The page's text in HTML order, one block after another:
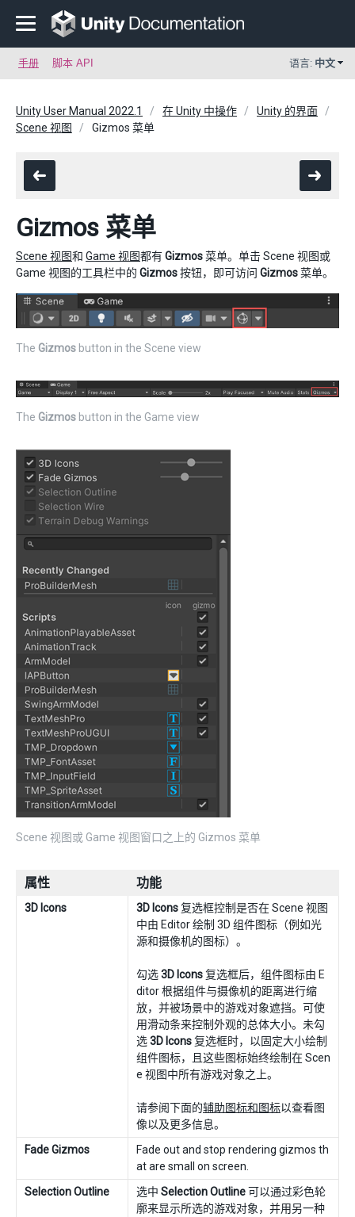
手册 脚本 API 语言: 中文
Unity User Manual 2022.1 在 Unity 中操作
Unity 的界面
Scene 视图
Gizmos 菜单
Gizmos 菜单
Scene 视图和 Game 视图都有Gizmos菜单。单击 Scene 视图或
Game 视图的工具栏中的 Gizmos按钮，即可访问 Gizmos菜单。
The Gizmos button in the Scene view
The Gizmos button in the Game view
Scene 视图或 Game 视图窗口之上的 Gizmos 菜单
属性 功能
3D Icons 3D Icons复选框控制是否在 Scene 视图
中由 Editor 绘制 3D 组件图标（例如光
源和摄像机的图标）。
勾选3D Icons复选框后，组件图标由 E
ditor 根据组件与摄像机的距离进行缩
放，并被场景中的游戏对象遮挡。可使
用滑动条来控制外观的总体大小。未勾
选3D Icons复选框时，以固定大小绘制
组件图标，且这些图标始终绘制在 Scen
e 视图中所有游戏对象之上。
请参阅下面的辅助图标和图标以查看图
像以及更多信息。
Fade Gizmos
Fade out and stop rendering gizmos th
at are small on screen.
Selection Outline
选中 Selection Outline可以通过彩色轮
廓来显示所选的游戏对象，并用另一种